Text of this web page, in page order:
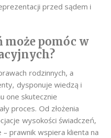
przed sądem i
pomóc w
rodzinnych, a
dysponuje wiedzą i
one skutecznie
proces. Od złożenia
wysokości świadczeń,
prawnik wspiera klienta na